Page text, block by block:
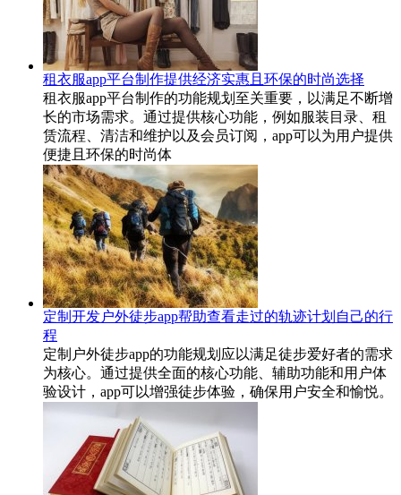
租衣服app平台制作提供经济实惠且环保的时尚选择
租衣服app平台制作的功能规划至关重要，以满足不断增
长的市场需求。通过提供核心功能，例如服装目录、租
赁流程、清洁和维护以及会员订阅，app可以为用户提供
便捷且环保的时尚体
定制开发户外徒步app帮助查看走过的轨迹计划自己的行
程
定制户外徒步app的功能规划应以满足徒步爱好者的需求
为核心。通过提供全面的核心功能、辅助功能和用户体
验设计，app可以增强徒步体验，确保用户安全和愉悦。